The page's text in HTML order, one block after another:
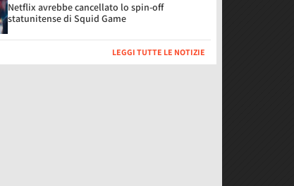
Netflix avrebbe cancellato lo spin-off
statunitense di Squid Game
LEGGI TUTTE LE NOTIZIE